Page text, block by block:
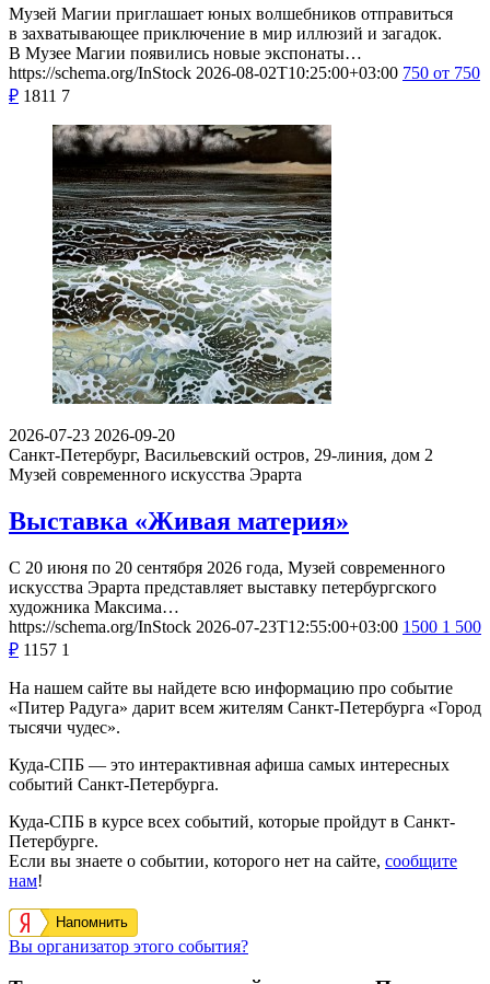
Музей Магии приглашает юных волшебников отправиться
в захватывающее приключение в мир иллюзий и загадок.
В Музее Магии появились новые экспонаты…
https://schema.org/InStock 2026-08-02T10:25:00+03:00 750 от 750
₽ 1811 7
2026-07-23 2026-09-20
Санкт-Петербург, Васильевский остров, 29-линия, дом 2
Музей современного искусства Эрарта
Выставка «Живая материя»
С 20 июня по 20 сентября 2026 года, Музей современного
искусства Эрарта представляет выставку петербургского
художника Максима…
https://schema.org/InStock 2026-07-23T12:55:00+03:00 1500 1 500
₽ 1157 1
На нашем сайте вы найдете всю информацию про событие
«Питер Радуга» дарит всем жителям Санкт-Петербурга «Город
тысячи чудес».
Куда-СПБ — это интерактивная афиша самых интересных
событий Санкт-Петербурга.
Куда-СПБ в курсе всех событий, которые пройдут в Санкт-
Петербурге.
Если вы знаете о событии, которого нет на сайте, сообщите
нам!
Напомнить
Вы организатор этого события?